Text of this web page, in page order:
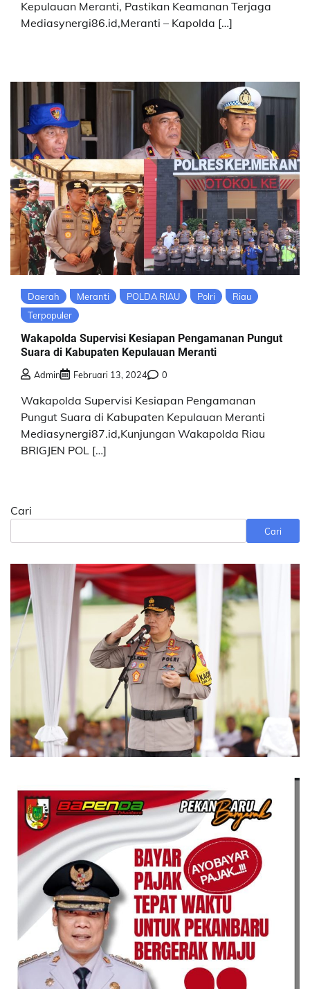
Kepulauan Meranti, Pastikan Keamanan Terjaga
Mediasynergi86.id,Meranti – Kapolda […]
Daerah Meranti POLDA RIAU Polri
Riau
Terpopuler
Wakapolda Supervisi Kesiapan Pengamanan Pungut
Suara di Kabupaten Kepulauan Meranti
Admin Februari 13, 2024 0
Wakapolda Supervisi Kesiapan Pengamanan
Pungut Suara di Kabupaten Kepulauan Meranti
Mediasynergi87.id,Kunjungan Wakapolda Riau
BRIGJEN POL […]
Cari
Cari